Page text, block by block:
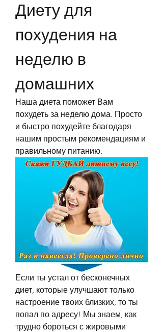
Диету для
похудения на
неделю в
домашних
Наша диета поможет Вам
похудеть за неделю дома. Просто
и быстро похудейте благодаря
нашим простым рекомендациям и
правильному питанию.
Если ты устал от бесконечных
диет, которые улучшают только
настроение твоих близких, то ты
попал по адресу! Мы знаем, как
трудно бороться с жировыми